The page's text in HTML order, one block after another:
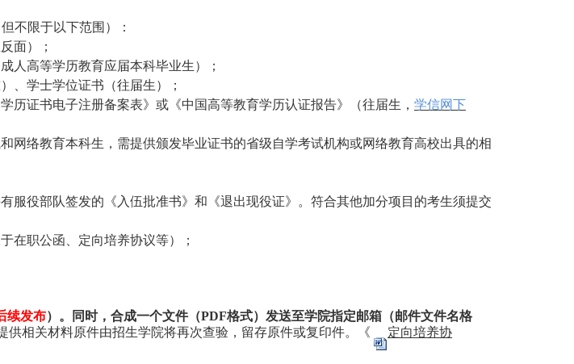
不限于以下范围）：
面）；
人高等学历教育应届本科毕业生）；
、学士学位证书（往届生）；
历证书电子注册备案表》或《中国高等教育学历认证报告》（往届生， 学信网下
网络教育本科生，需提供颁发毕业证书的省级自学考试机构或网络教育高校出具的相
服役部队签发的《入伍批准书》和《退出现役证》。符合其他加分项目的考生须提交
在职公函、定向培养协议等）；
续发布）。同时，合成一个文件（PDF格式）发送至学院指定邮箱（邮件文件名格
供相关材料原件由招生学院将再次查验，留存原件或复印件。《 定向培养协